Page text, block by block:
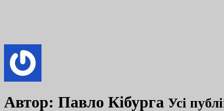
Автор: Павло Кібурга Усі